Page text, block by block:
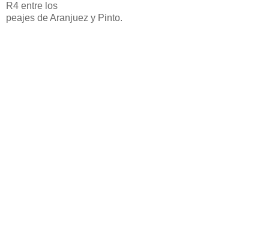
R4 entre los
peajes de Aranjuez y Pinto.